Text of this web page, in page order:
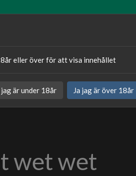
Kategori:
wet wet
eller över för att visa innehållet
jag är under 18år Ja jag är över 18år